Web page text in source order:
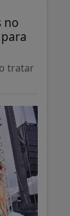
no
tratar